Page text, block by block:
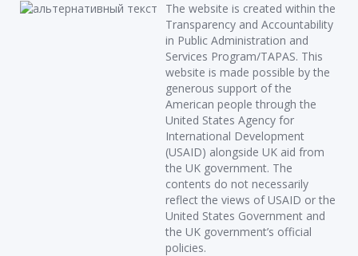
The website is created within the
Transparency and Accountability
in Public Administration and
Services Program/TAPAS. This
website is made possible by the
generous support of the
American people through the
United States Agency for
International Development
(USAID) alongside UK aid from
the UK government. The
contents do not necessarily
reflect the views of USAID or the
United States Government and
the UK government’s official
policies.